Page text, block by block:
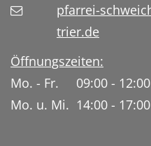
pfarrei-
trier.de
Öffnungszeiten:
Mo. - Fr. 09:00 -
Mo. u. Mi. 14:00 -